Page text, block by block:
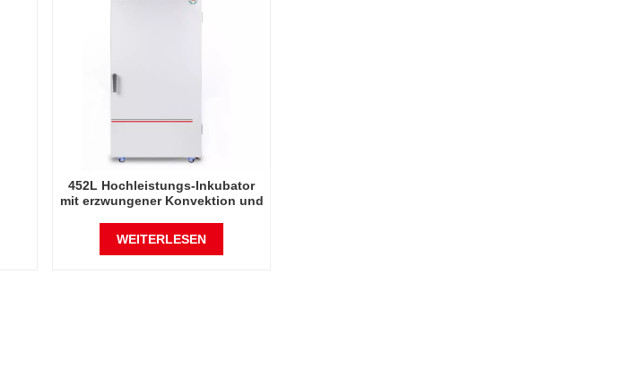
452L Hochleistungs-Inkubator
mit erzwungener Konvektion und
WEITERLESEN